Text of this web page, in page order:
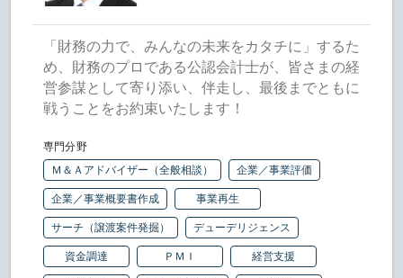
「財務の力で、みんなの未来をカタチに」するた
め、財務のプロである公認会計士が、皆さまの経
営参謀として寄り添い、伴走し、最後までともに
戦うことをお約束いたします！
専門分野
Ｍ＆Ａアドバイザー（全般相談）
企業／事業評価
企業／事業概要書作成 事業再生
サーチ（譲渡案件発掘） デューデリジェンス
資金調達 ＰＭＩ 経営支援